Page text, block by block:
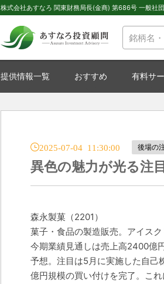
株式会社あすなろ 関東財務局長(金商) 第686号 一般社
提供情報一覧 おすすめ 有料サ
2025-07-04 11:30:00 後場の
異色の魅力が光る注
森永製菓（2201）
菓子・食品の製造販売。アイス
今期業績見通しは売上高2400億
予想。注目は5月に実施した自己
億円規模の買い付けを完了。こ